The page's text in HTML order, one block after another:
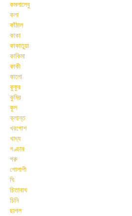
কমলালেবু
কলা
কাঁঠাল
কাকা
কাকাতুয়া
কাকিমা
কাকী
কালো
কুকুর
কুমির
কুল
ক্লান্ত
খরগোশ
খাদ্য
গণ্ডার
গরু
গোলাপী
ঘি
চিতাবাঘ
চিনি
ছাগল